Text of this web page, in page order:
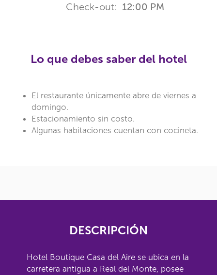
Check-out: 12:00 PM
Lo que debes saber del hotel
El restaurante únicamente abre de viernes a
domingo.
Estacionamiento sin costo.
Algunas habitaciones cuentan con cocineta.
DESCRIPCIÓN
Hotel Boutique Casa del Aire se ubica en la
carretera antigua a Real del Monte, posee